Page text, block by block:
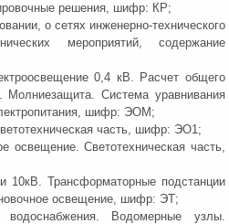
решения, шифр: КР;
о сетях инженерно-технического
мероприятий, содержание
0,4 кВ. Расчет общего
Молниезащита. Система уравнивания
шифр: ЭОМ;
часть, шифр: ЭО1;
освещение. Светотехническая часть,
10кВ. Трансформаторные подстанции
освещение, шифр: ЭТ;
Водомерные узлы.